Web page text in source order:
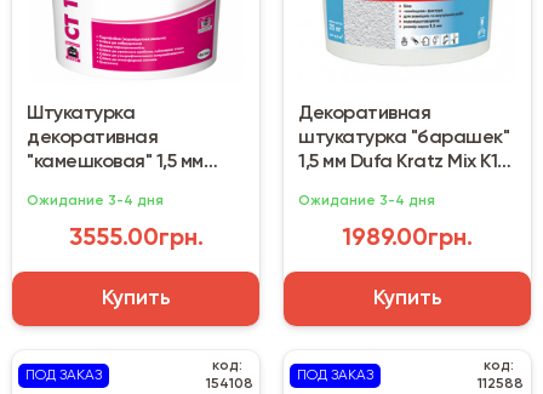
Штукатурка
декоративная
"камешковая" 1,5 мм
База C
Ожидание 3-4 дня
3555.00грн.
Купить
Декоративная
штукатурка "барашек"
1,5 мм Dufa Kratz Mix К15
Ожидание 3-4 дня
1989.00грн.
Купить
ПОД ЗАКАЗ
код:
154108
ПОД ЗАКАЗ
код:
112588